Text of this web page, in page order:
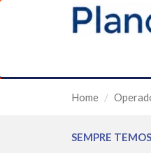
Home
SEMPRE